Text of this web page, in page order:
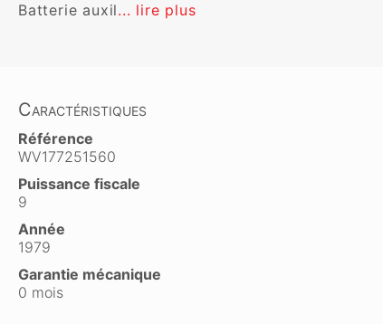
Batterie auxil... lire plus
Caractéristiques
Référence
WV177251560
Puissance fiscale
9
Année
1979
Garantie mécanique
0 mois